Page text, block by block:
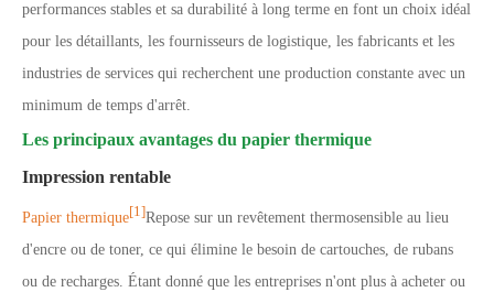
performances stables et sa durabilité à long terme en font un choix idéal
pour les détaillants, les fournisseurs de logistique, les fabricants et les
industries de services qui recherchent une production constante avec un
minimum de temps d'arrêt.
Les principaux avantages du papier thermique
Impression rentable
Papier thermique[1]Repose sur un revêtement thermosensible au lieu
d'encre ou de toner, ce qui élimine le besoin de cartouches, de rubans
ou de recharges. Étant donné que les entreprises n'ont plus à acheter ou